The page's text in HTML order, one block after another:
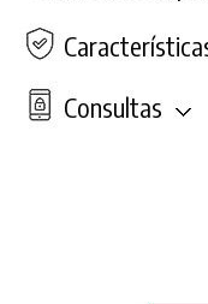
Consultas